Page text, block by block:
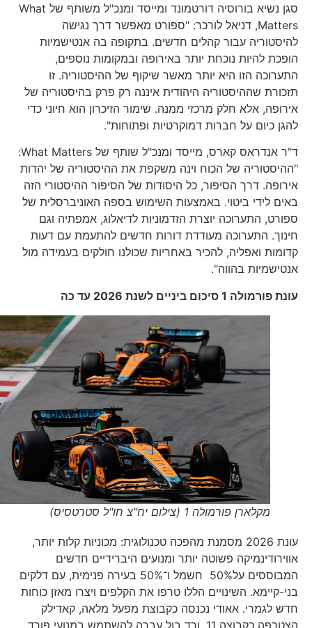
סגן נשיא בורוסיה דורטמונד ומייסד ומנכ"ל משותף של What
Matters, דניאל לורכר: "ספורט מאפשר דרך נגישה
להיסטוריה עבור קהלים חדשים. בתקופה בה אנטישמיות
הופכת להיות נוכחת יותר באירופה ובמקומות נוספים,
התערוכה הזו היא יותר מאשר שיקוף של ההיסטוריה. זו
תזכורת שההיסטוריה היהודית איננה רק פרק בהיסטוריה של
אירופה, אלא חלק מרכזי ממנה. שימור הזיכרון הוא חיוני כדי
להגן כיום על חברות דמוקרטיות ופתוחות".
ד"ר אנדראס קארס, מייסד ומנכ"ל שותף של What Matters:
"ההיסטוריה של הכוח וינה משקפת את ההיסטוריה של יהדות
אירופה. דרך הסיפור, כל היסודות של הסיפור ההיסטורי הזה
באים לידי ביטוי. באמצעות השימוש בספה האוניברסלית של
ספורט, התערוכה יוצרת הזדמוניות לדיאלוג, אמפתיה וגם
חינוך. התערוכה מעודדת דורות חדשים להתעמת עם דעות
קדומות ואפליה, להכיר באחריות שכולנו חולקים בעמידה מול
אנטישמיות בהווה".
עונת פורמולה 1 סיכום ביניים לשנת 2026 עד כה
מקלארן פורמולה 1 (צילום יח"צ חו"ל סטרטסיס)
עונת 2026 מסמנת מהפכה טכנולוגית: מכוניות קלות יותר,
אווירודינמיקה פשוטה יותר ומנועים היברידיים חדשים
המבוססים על50% חשמל ו־50% בעירה פנימית, עם דלקים
בני-קיימא. השינויים הללו טרפו את הקלפים ויצרו מאזן כוחות
חדש לגמרי. אאודי נכנסה כקבוצת מפעל מלאה, קאדילק